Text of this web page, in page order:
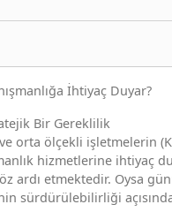
İhtiyaç Duyar?
Bir Gereklilik
orta ölçekli işletmelerin
hizmetlerine ihtiyaç
ardı etmektedir. Oysa
sürdürülebilirliği